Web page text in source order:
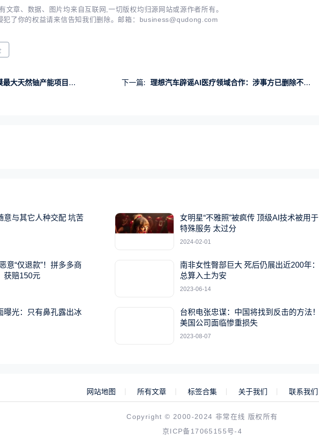
文章、数据、图片均来自互联网,一切版权均归源网站或源作者所有。
犯了你的权益请来信告知我们删除。邮箱： business@qudong.com
然铀产能项目开工建设 下一篇: 理想汽车辟谣AI医疗领域合作：涉事方已删除不当言论并致歉
意与其它人种交配 坑苦
女明星“不雅照”被疯传 顶级AI技术被用于
特殊服务 太过分
2024-02-01
意“仅退款”！拼多多商
获赔150元
南非女性臀部巨大 死后仍展出近200年：
总算入土为安
2023-06-14
曝光：只有鼻孔露出冰
台积电张忠谋：中国将找到反击的方法！
美国公司面临惨重损失
2023-08-07
网站地图 所有文章 标签合集 关于我们 联系我们
Copyright © 2000-2024 非常在线 版权所有
京ICP备17065155号-4